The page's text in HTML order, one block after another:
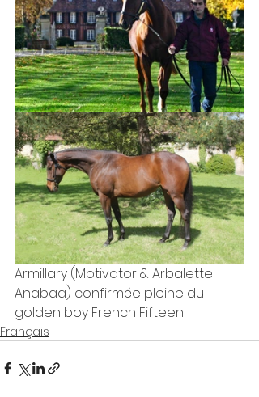
Armillary (Motivator & Arbalette
Anabaa) confirmée pleine du
golden boy French Fifteen!
Français